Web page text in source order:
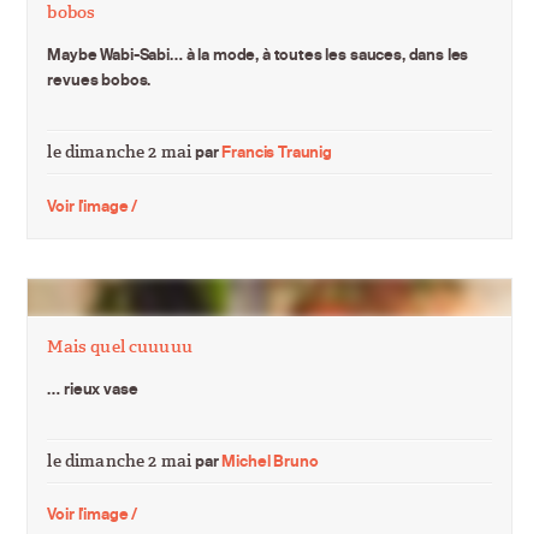
bobos
Maybe Wabi-Sabi… à la mode, à toutes les sauces, dans les
revues bobos.
le dimanche 2 maiparFrancis Traunig
Voir l'image /
Mais quel cuuuuu
… rieux vase
le dimanche 2 maiparMichel Bruno
Voir l'image /